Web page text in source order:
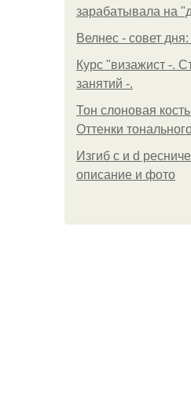
зарабатывала на
Велнес - совет дня:
Курс "визажист -.
занятий -.
Тон слоновая
Оттенки
Изгиб c и d
описание и фото